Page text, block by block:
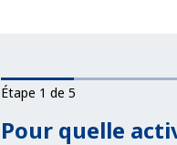
Étape 1 de 5
Pour quelle